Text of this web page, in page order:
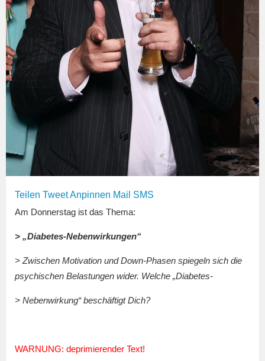
Teilen TweetAnpinnen Mail SMS
Am Donnerstag ist das Thema:
> „Diabetes-Nebenwirkungen“
> Zwischen Motivation und Down-Phasen spiegeln sich die
psychischen Belastungen wider. Welche „Diabetes-
> Nebenwirkung“ beschäftigt Dich?
WARNUNG: deprimierender Text!